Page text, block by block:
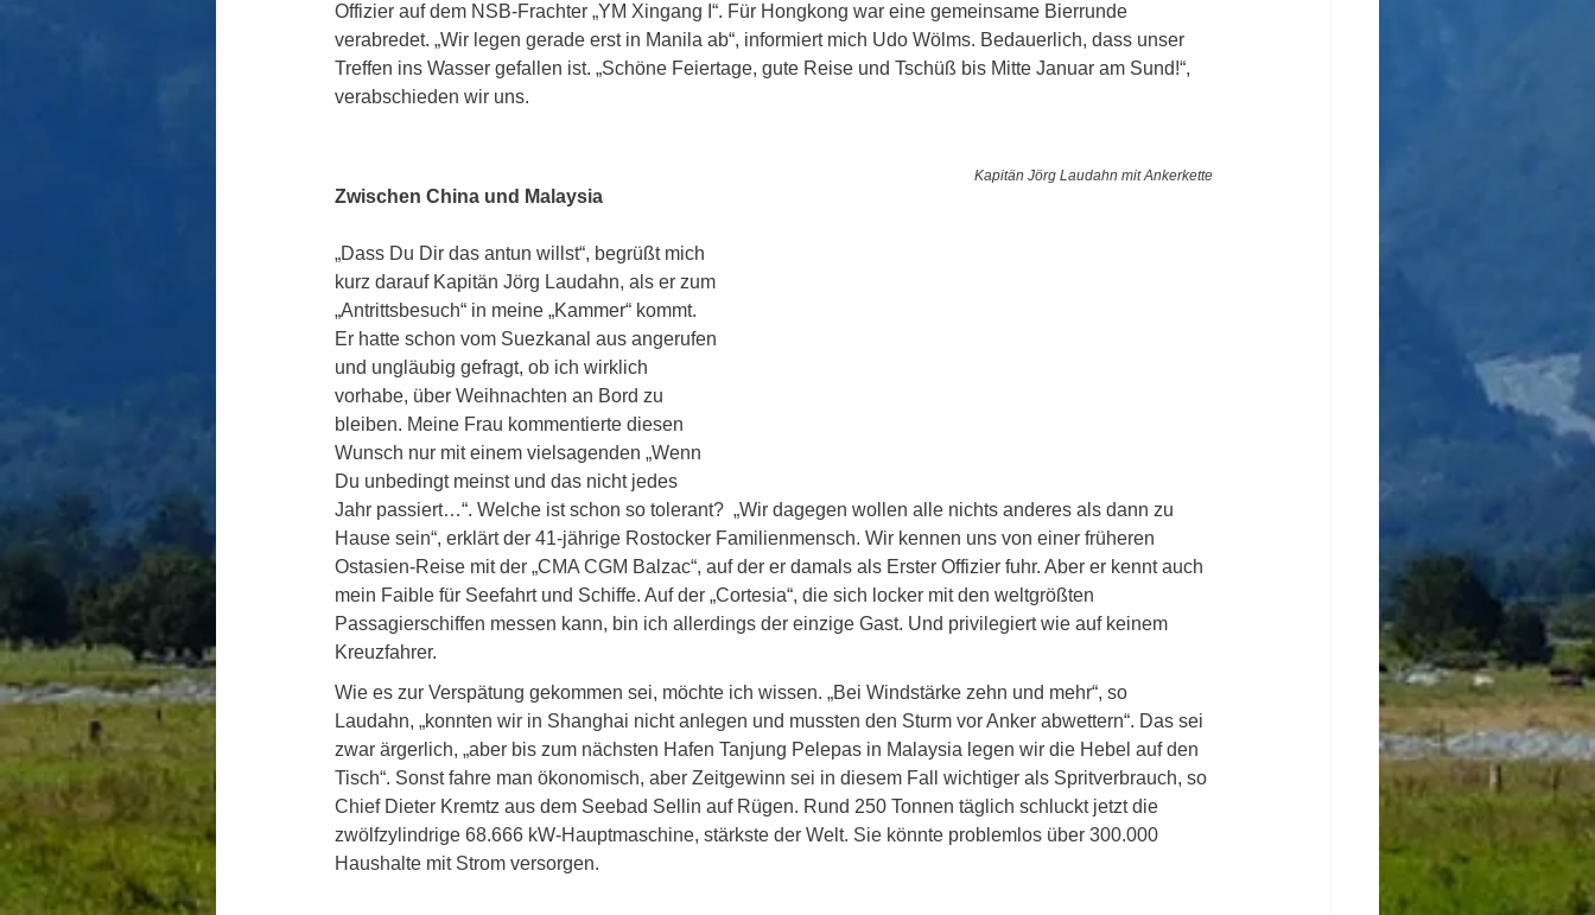
Offizier auf dem NSB-Frachter „YM Xingang I“. Für Hongkong war eine gemeinsame Bierrunde
verabredet. „Wir legen gerade erst in Manila ab“, informiert mich Udo Wölms. Bedauerlich, dass unser
Treffen ins Wasser gefallen ist. „Schöne Feiertage, gute Reise und Tschüß bis Mitte Januar am Sund!“,
verabschieden wir uns.
Kapitän Jörg Laudahn mit Ankerkette
Zwischen China und Malaysia
„Dass Du Dir das antun willst“, begrüßt mich
kurz darauf Kapitän Jörg Laudahn, als er zum
„Antrittsbesuch“ in meine „Kammer“ kommt.
Er hatte schon vom Suezkanal aus angerufen
und ungläubig gefragt, ob ich wirklich
vorhabe, über Weihnachten an Bord zu
bleiben. Meine Frau kommentierte diesen
Wunsch nur mit einem vielsagenden „Wenn
Du unbedingt meinst und das nicht jedes
Jahr passiert…“. Welche ist schon so tolerant?  „Wir dagegen wollen alle nichts anderes als dann zu
Hause sein“, erklärt der 41-jährige Rostocker Familienmensch. Wir kennen uns von einer früheren
Ostasien-Reise mit der „CMA CGM Balzac“, auf der er damals als Erster Offizier fuhr. Aber er kennt auch
mein Faible für Seefahrt und Schiffe. Auf der „Cortesia“, die sich locker mit den weltgrößten
Passagierschiffen messen kann, bin ich allerdings der einzige Gast. Und privilegiert wie auf keinem
Kreuzfahrer.
Wie es zur Verspätung gekommen sei, möchte ich wissen. „Bei Windstärke zehn und mehr“, so
Laudahn, „konnten wir in Shanghai nicht anlegen und mussten den Sturm vor Anker abwettern“. Das sei
zwar ärgerlich, „aber bis zum nächsten Hafen Tanjung Pelepas in Malaysia legen wir die Hebel auf den
Tisch“. Sonst fahre man ökonomisch, aber Zeitgewinn sei in diesem Fall wichtiger als Spritverbrauch, so
Chief Dieter Kremtz aus dem Seebad Sellin auf Rügen. Rund 250 Tonnen täglich schluckt jetzt die
zwölfzylindrige 68.666 kW-Hauptmaschine, stärkste der Welt. Sie könnte problemlos über 300.000
Haushalte mit Strom versorgen.